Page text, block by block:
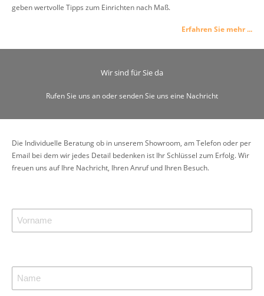
geben wertvolle Tipps zum Einrichten nach Maß.
Erfahren Sie mehr ...
Wir sind für Sie da
Rufen Sie uns an oder senden Sie uns eine Nachricht
Die Individuelle Beratung ob in unserem Showroom, am Telefon oder per
Email bei dem wir jedes Detail bedenken ist Ihr Schlüssel zum Erfolg. Wir
freuen uns auf Ihre Nachricht, Ihren Anruf und Ihren Besuch.